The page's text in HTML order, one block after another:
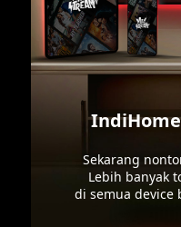
Sekarang
Lebih banyak
di semua device